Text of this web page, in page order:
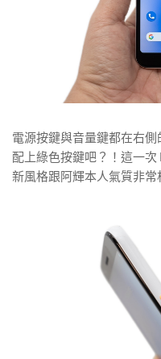
電源按鍵與音量鍵都在右側
配上綠色按鍵吧？！這一次
新風格跟阿輝本人氣質非常